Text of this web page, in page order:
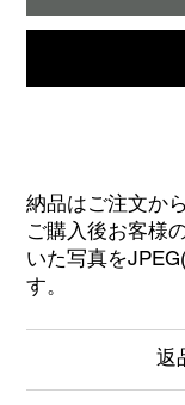
納品はご注文か
ご購入後お客様
いた写真を
す。
返